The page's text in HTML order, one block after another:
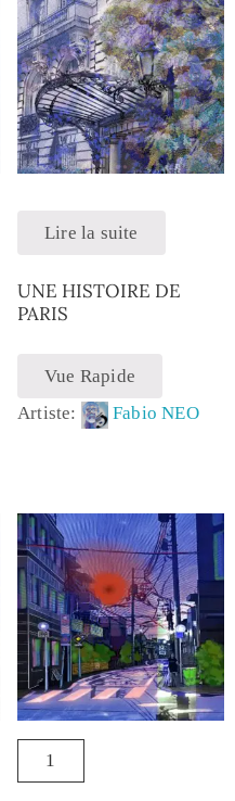
Lire la suite
UNE HISTOIRE DE
PARIS
Vue Rapide
Artiste:
Fabio NEO